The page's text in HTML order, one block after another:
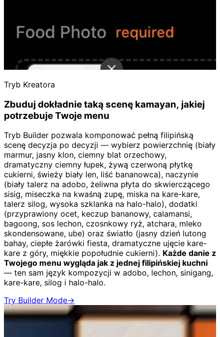
Tryb Kreatora
Zbuduj dokładnie taką scenę kamayan, jakiej
potrzebuje Twoje menu
Tryb Builder pozwala komponować pełną filipińską
scenę decyzja po decyzji — wybierz powierzchnię (biały
marmur, jasny klon, ciemny blat orzechowy,
dramatyczny ciemny łupek, żywą czerwoną płytkę
cukierni, świeży biały len, liść bananowca), naczynie
(biały talerz na adobo, żeliwna płyta do skwierczącego
sisig, miseczka na kwaśną zupę, miska na kare-kare,
talerz silog, wysoka szklanka na halo-halo), dodatki
(przyprawiony ocet, keczup bananowy, calamansi,
bagoong, sos lechon, czosnkowy ryż, atchara, mleko
skondensowane, ube) oraz światło (jasny dzień lutong
bahay, ciepłe żarówki fiesta, dramatyczne ujęcie kare-
kare z góry, miękkie popołudnie cukierni). Każde danie z
Twojego menu wygląda jak z jednej filipińskiej kuchni
— ten sam język kompozycji w adobo, lechon, sinigang,
kare-kare, silog i halo-halo.
Try Builder Mode→